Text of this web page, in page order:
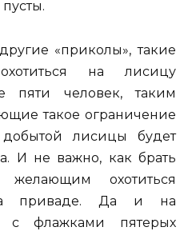
«приколы», такие
на лисицу
пяти человек, таким
такое ограничение
лисицы будет
И не важно, как брать
желающим охотиться
приваде. Да и на
с флажками пятерых